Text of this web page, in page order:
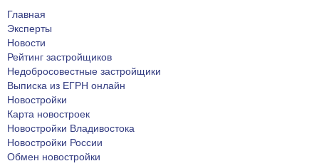
Главная
Эксперты
Новости
Рейтинг застройщиков
Недобросовестные застройщики
Выписка из ЕГРН онлайн
Новостройки
Карта новостроек
Новостройки Владивостока
Новостройки России
Обмен новостройки